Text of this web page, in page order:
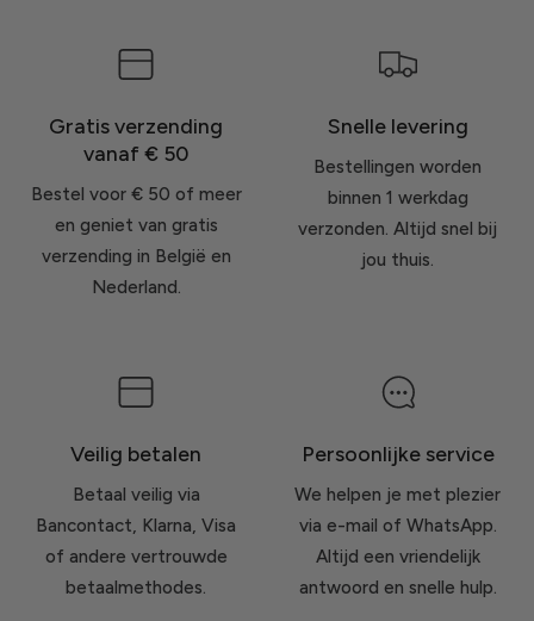
Gratis verzending
vanaf € 50
Bestel voor € 50 of meer
en geniet van gratis
verzending in België en
Nederland.
Snelle levering
Bestellingen worden
binnen 1 werkdag
verzonden. Altijd snel bij
jou thuis.
Veilig betalen
Betaal veilig via
Bancontact, Klarna, Visa
of andere vertrouwde
betaalmethodes.
Persoonlijke service
We helpen je met plezier
via e-mail of WhatsApp.
Altijd een vriendelijk
antwoord en snelle hulp.